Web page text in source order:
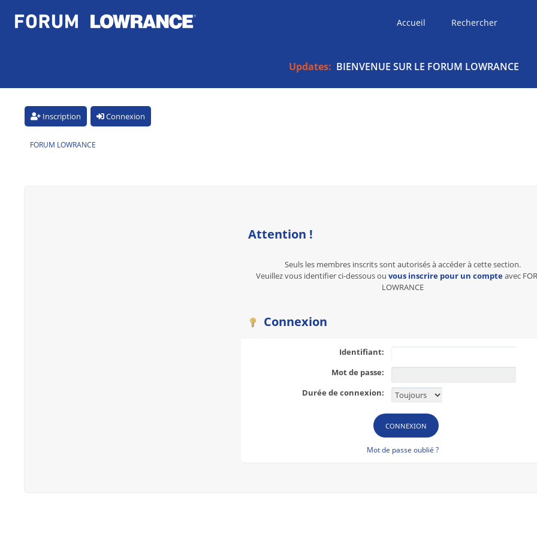
Accueil Rechercher
Updates: BIENVENUE SUR LE FORUM LOWRANCE
Inscription Connexion
FORUM LOWRANCE
Attention !
Seuls les membres inscrits sont autorisés à accéder à cette section.
Veuillez vous identifier ci-dessous ou vous inscrire pour un compteavec
LOWRANCE
Connexion
Identifiant:
Mot de passe:
Durée de connexion:
Mot de passe oublié ?